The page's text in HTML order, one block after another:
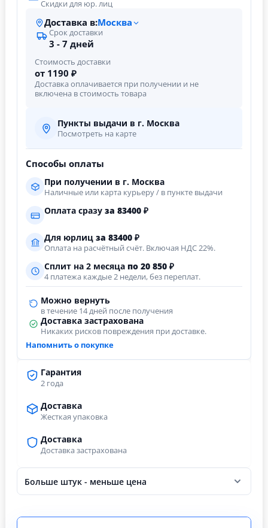
Гарантия
2 года
Доставка
Жесткая упаковка
Доставка
Доставка застрахована
Больше штук - меньше цена
Скидки для юр. лиц
Доставка в:Москва
Срок доставки
3 - 7 дней
Стоимость доставки
от 1190 ₽
Доставка оплачивается при получении и не
включена в стоимость товара
Пункты выдачи в г. Москва
Посмотреть на карте
Способы оплаты
При получении в г. Москва
Наличные или карта курьеру / в пункте выдачи
Оплата сразу за 83400 ₽
Для юрлиц за 83400 ₽
Оплата на расчётный счёт. Включая НДС 22%.
Сплит на 2 месяца по 20 850 ₽
4 платежа каждые 2 недели, без переплат.
Можно вернуть
в течение 14 дней после получения
Доставка застрахована
Никаких рисков повреждения при доставке.
Напомнить о покупке